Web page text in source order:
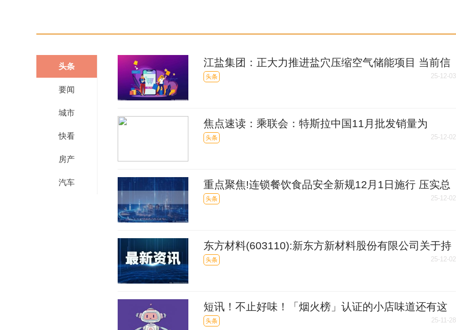
头条
要闻
城市
快看
房产
汽车
江盐集团：正大力推进盐穴压缩空气储能项目 当前信
息
头条 25-12-03
焦点速读：乘联会：特斯拉中国11月批发销量为
86700辆
头条 25-12-02
重点聚焦!连锁餐饮食品安全新规12月1日施行 压实总
部管理责任 扫码阅读手机版
头条 25-12-02
东方材料(603110):新东方新材料股份有限公司关于持
股5%以上股东及其一致行动人权益变动触及1%刻度
头条 25-12-02
短讯！不止好味！「烟火榜」认证的小店味道还有这
些故事
头条 25-11-28